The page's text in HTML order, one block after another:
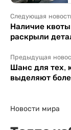
Следующая
Наличие
раскрыли
Предыдущая
Шанс для тех,
выделяют
Новости мира